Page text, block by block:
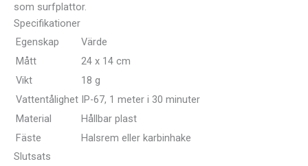
som surfplattor.
Specifikationer
Egenskap
Värde
Mått
24 x 14 cm
Vikt
18 g
Vattentålighet IP-67, 1 meter i 30 minuter
Material
Hållbar plast
Fäste
Halsrem eller karbinhake
Slutsats